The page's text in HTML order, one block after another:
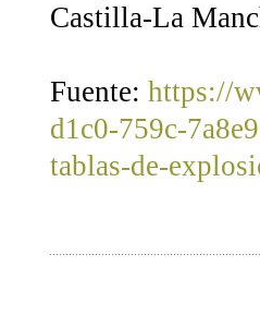
Castilla-La
Fuente: https://
d1c0-759c-
tablas-de-